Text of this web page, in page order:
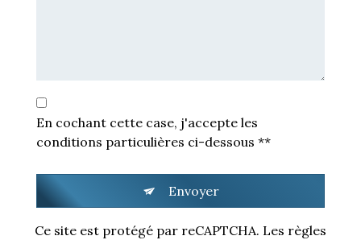
En cochant cette case, j'accepte les
conditions particulières ci-dessous **
Envoyer
Ce site est protégé par reCAPTCHA. Les règles